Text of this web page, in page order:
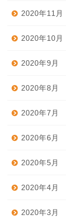
2020年11月
2020年10月
2020年9月
2020年8月
2020年7月
2020年6月
2020年5月
2020年4月
2020年3月